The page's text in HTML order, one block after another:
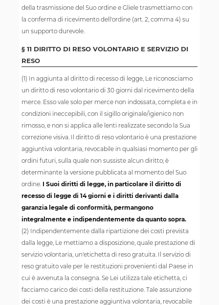
della trasmissione del Suo ordine e Gliele trasmettiamo con
la conferma di ricevimento dell'ordine (art. 2, comma 4) su
un supporto durevole.
§ 11 DIRITTO DI RESO VOLONTARIO E SERVIZIO DI
RESO
(1) In aggiunta al diritto di recesso di legge, Le riconosciamo
un diritto di reso volontario di 30 giorni dal ricevimento della
merce. Esso vale solo per merce non indossata, completa e in
condizioni ineccepibili, con il sigillo originale/igienico non
rimosso, e non si applica alle lenti realizzate secondo la Sua
correzione visiva. Il diritto di reso volontario è una prestazione
aggiuntiva volontaria, revocabile in qualsiasi momento per gli
ordini futuri, sulla quale non sussiste alcun diritto; è
determinante la versione pubblicata al momento del Suo
ordine. I Suoi diritti di legge, in particolare il diritto di
recesso di legge di 14 giorni e i diritti derivanti dalla
garanzia legale di conformità, permangono
integralmente e indipendentemente da quanto sopra.
(2) Indipendentemente dalla ripartizione dei costi prevista
dalla legge, Le mettiamo a disposizione, quale prestazione di
servizio volontaria, un'etichetta di reso gratuita. Il servizio di
reso gratuito vale per le restituzioni provenienti dal Paese in
cui è avvenuta la consegna. Se Lei utilizza tale etichetta, ci
facciamo carico dei costi della restituzione. Tale assunzione
dei costi è una prestazione aggiuntiva volontaria, revocabile